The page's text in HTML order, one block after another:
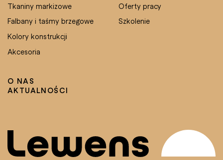
O NAS
AKTUALNOŚCI
Tkaniny markizowe
Falbany i taśmy brzegowe
Kolory konstrukcji
Akcesoria
Oferty pracy
Szkolenie